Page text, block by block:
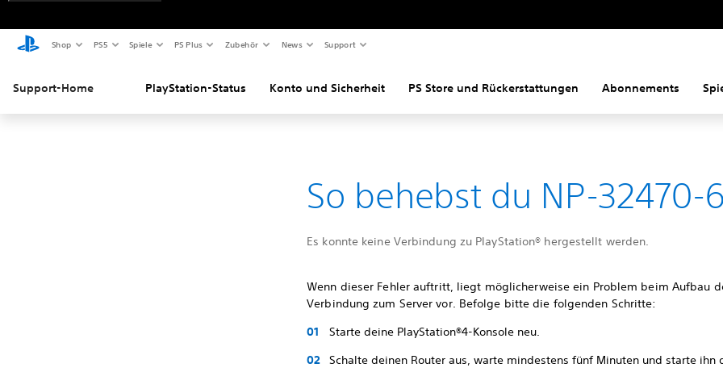
Shop PS5 Spiele PS Plus Zubehör News Support
Support-Home PlayStation-Status Konto und Sicherheit PS Store und Rückerstattungen Abonnements
So behebst du NP-32470-
Es konnte keine Verbindung zu PlayStation® hergestellt werden.
Wenn dieser Fehler auftritt, liegt möglicherweise ein Problem beim Aufbau
Verbindung zum Server vor. Befolge bitte die folgenden Schritte:
Starte deine PlayStation®4-Konsole neu.
Schalte deinen Router aus, warte mindestens fünf Minuten und starte ihn